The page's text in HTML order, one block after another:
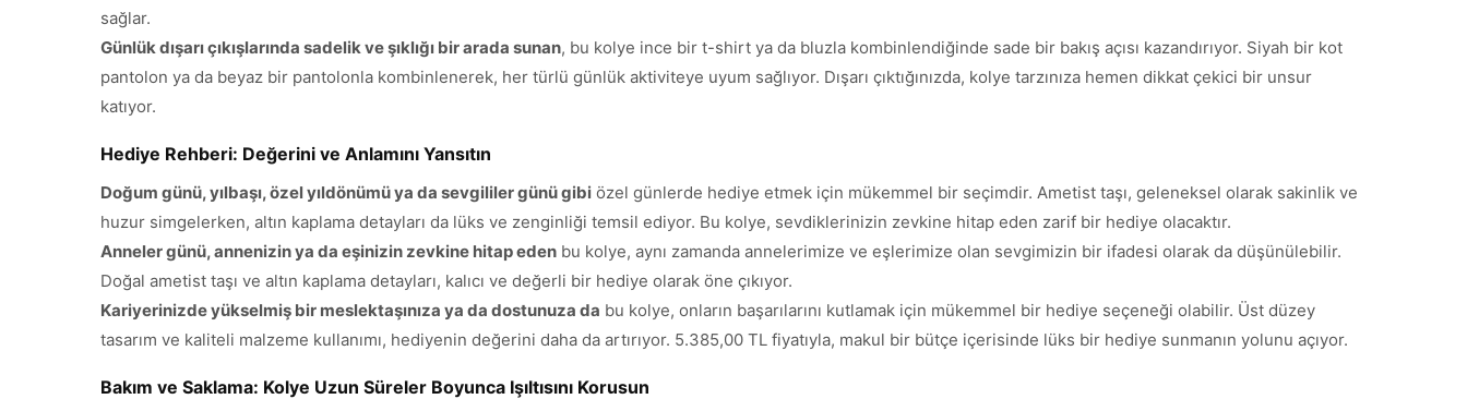
sağlar.
Günlük dışarı çıkışlarında sadelik ve şıklığı bir arada sunan, bu kolye ince bir t-shirt ya da bluzla kombinlendiğinde sade bir bakış açısı kazandırıyor. Siyah bir kot
pantolon ya da beyaz bir pantolonla kombinlenerek, her türlü günlük aktiviteye uyum sağlıyor. Dışarı çıktığınızda, kolye tarzınıza hemen dikkat çekici bir unsur
katıyor.
Hediye Rehberi: Değerini ve Anlamını Yansıtın
Doğum günü, yılbaşı, özel yıldönümü ya da sevgililer günü gibi özel günlerde hediye etmek için mükemmel bir seçimdir. Ametist taşı, geleneksel olarak sakinlik ve
huzur simgelerken, altın kaplama detayları da lüks ve zenginliği temsil ediyor. Bu kolye, sevdiklerinizin zevkine hitap eden zarif bir hediye olacaktır.
Anneler günü, annenizin ya da eşinizin zevkine hitap eden bu kolye, aynı zamanda annelerimize ve eşlerimize olan sevgimizin bir ifadesi olarak da düşünülebilir.
Doğal ametist taşı ve altın kaplama detayları, kalıcı ve değerli bir hediye olarak öne çıkıyor.
Kariyerinizde yükselmiş bir meslektaşınıza ya da dostunuza da bu kolye, onların başarılarını kutlamak için mükemmel bir hediye seçeneği olabilir. Üst düzey
tasarım ve kaliteli malzeme kullanımı, hediyenin değerini daha da artırıyor. 5.385,00 TL fiyatıyla, makul bir bütçe içerisinde lüks bir hediye sunmanın yolunu açıyor.
Bakım ve Saklama: Kolye Uzun Süreler Boyunca Işıltısını Korusun